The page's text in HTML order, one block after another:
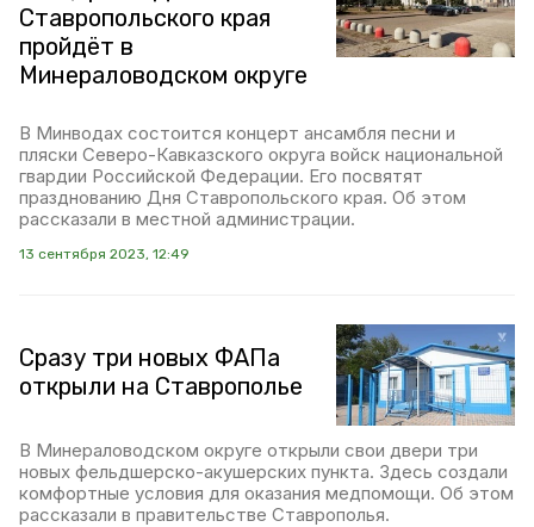
Ставропольского края
пройдёт в
Минераловодском округе
В Минводах состоится концерт ансамбля песни и
пляски Северо-Кавказского округа войск национальной
гвардии Российской Федерации. Его посвятят
празднованию Дня Ставропольского края. Об этом
рассказали в местной администрации.
13 сентября 2023, 12:49
Сразу три новых ФАПа
открыли на Ставрополье
В Минераловодском округе открыли свои двери три
новых фельдшерско-акушерских пункта. Здесь создали
комфортные условия для оказания медпомощи. Об этом
рассказали в правительстве Ставрополья.